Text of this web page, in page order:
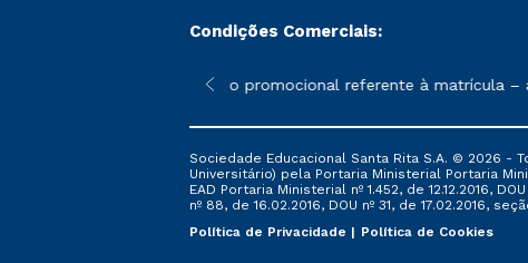
Condições Comerciais:
sofrer alterações nos períodos de rematrícula conforme
*A condição promocional referente à matrícula –
Sociedade Educacional Santa Rita S.A. © 2026 -
Universitário) pela Portaria Ministerial Portaria
EAD Portaria Ministerial nº 1.452, de 12.12.2016,
nº 88, de 16.02.2016, DOU nº 31, de 17.02.2016,
Política de Privacidade
Política de Cookies